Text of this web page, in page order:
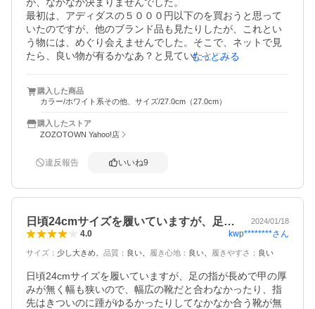
最初は、アディダスの５０００円以下のを買おうと思って
いたのですが、他のブランド品も見たりしたが、これとい
う物には、めぐり会えませんでした。そこで、ネットで見
たら、良い物が有るかなあ？と見ていたところ、価格は、
選択する第一条件でしたが、希望通りでした。
また、履いた感じが、柔らかく、足を包み込むような、優
しさがあり、最高です。
もっとみる
購入した商品
カラー/ホワイト系その他、サイズ/27.0cm（27.0cm）
購入したストア
ZOZOTOWN Yahoo!店
違反報告 いいね9
日頃24cmサイズを履いていますが、足… 2024/01/18
4.0 kwp********さん
サイズ ： 少し大きめ 品質 ： 良い 履き心地 ： 良い 履きやすさ ： 良い
日頃24cmサイズを履いていますが、足の指が長めで甲の厚
みが無く幅も狭いので、幅広の靴だと合わなかったり、指
先はきついのに踵がゆるかったりしてなかなか合う靴が無